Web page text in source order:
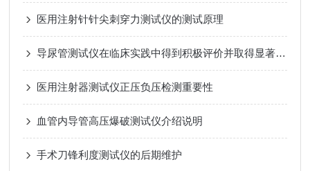
医用注射针针尖刺穿力测试仪的测试原理
导尿管测试仪在临床实践中得到积极评价并取得显著成效
医用注射器测试仪正压负压检测重要性
血管内导管高压爆破测试仪介绍说明
手术刀锋利度测试仪的后期维护